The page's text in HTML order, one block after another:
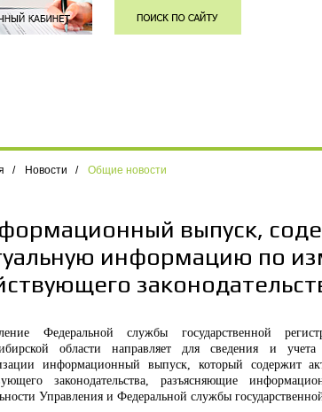
/ Новости / Общие новости
выпуск,
информацию по
Федеральной службы государственной
области направляет для сведения и
информационный выпуск, который содержит
законодательства, разъясняющие
Управления и Федеральной службы